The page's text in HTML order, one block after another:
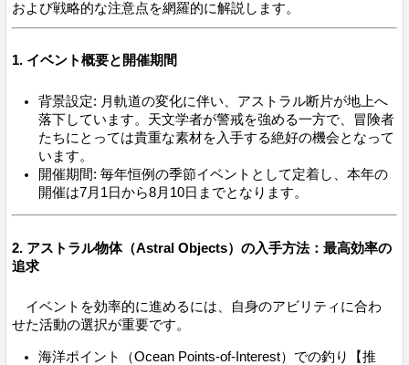
および戦略的な注意点を網羅的に解説します。
1. イベント概要と開催期間
背景設定: 月軌道の変化に伴い、アストラル断片が地上へ
落下しています。天文学者が警戒を強める一方で、冒険者
たちにとっては貴重な素材を入手する絶好の機会となって
います。
開催期間: 毎年恒例の季節イベントとして定着し、本年の
開催は7月1日から8月10日までとなります。
2. アストラル物体（Astral Objects）の入手方法：最高効率の
追求
イベントを効率的に進めるには、自身のアビリティに合わ
せた活動の選択が重要です。
海洋ポイント（Ocean Points-of-Interest）での釣り【推